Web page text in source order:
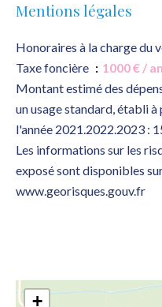
Mentions légales
Honoraires à la charge du
Taxe foncière
1000 € / an
Montant estimé des
un usage standard, établi
l'année 2021.2022.2023 :
Les informations sur les
exposé sont disponibles
www.georisques.gouv.fr
+